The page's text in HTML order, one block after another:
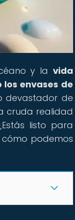
y la vida
envases de
devastador de
cruda realidad
listo para
podemos